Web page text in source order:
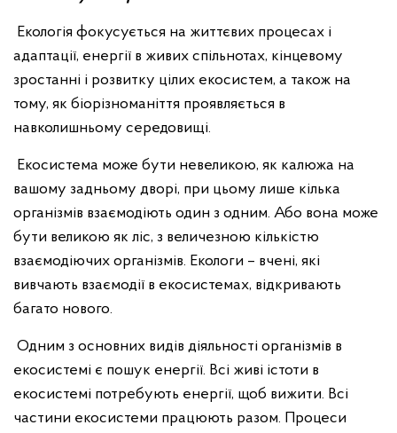
Екологія фокусується на життєвих процесах і
адаптації, енергії в живих спільнотах, кінцевому
зростанні і розвитку цілих екосистем, а також на
тому, як біорізноманіття проявляється в
навколишньому середовищі.
Екосистема може бути невеликою, як калюжа на
вашому задньому дворі, при цьому лише кілька
організмів взаємодіють один з одним. Або вона може
бути великою як ліс, з величезною кількістю
взаємодіючих організмів. Екологи – вчені, які
вивчають взаємодії в екосистемах, відкривають
багато нового.
Одним з основних видів діяльності організмів в
екосистемі є пошук енергії. Всі живі істоти в
екосистемі потребують енергії, щоб вижити. Всі
частини екосистеми працюють разом. Процеси